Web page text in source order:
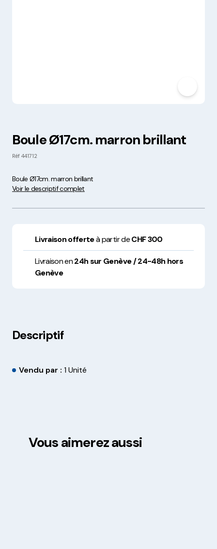
Boule Ø17cm. marron brillant
Réf 441712
Boule Ø17cm. marron brillant
Voir le descriptif complet
Livraison offerteà partir deCHF 300
Livraison en24h sur Genève / 24-48h hors
Genève
Descriptif
Vendu par : 1 Unité
Vous aimerez aussi